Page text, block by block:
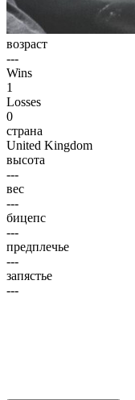
возраст
---
Wins
1
Losses
0
страна
United Kingdom
высота
---
вес
---
бицепс
---
предплечье
---
запястье
---